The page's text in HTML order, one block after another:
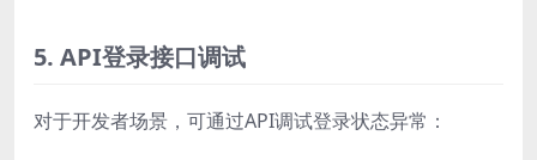
5. API登录接口调试
对于开发者场景，可通过API调试登录状态异常：